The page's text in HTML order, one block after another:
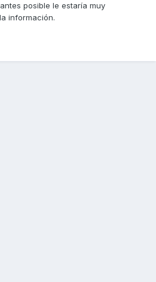
posible le estaría muy
información.